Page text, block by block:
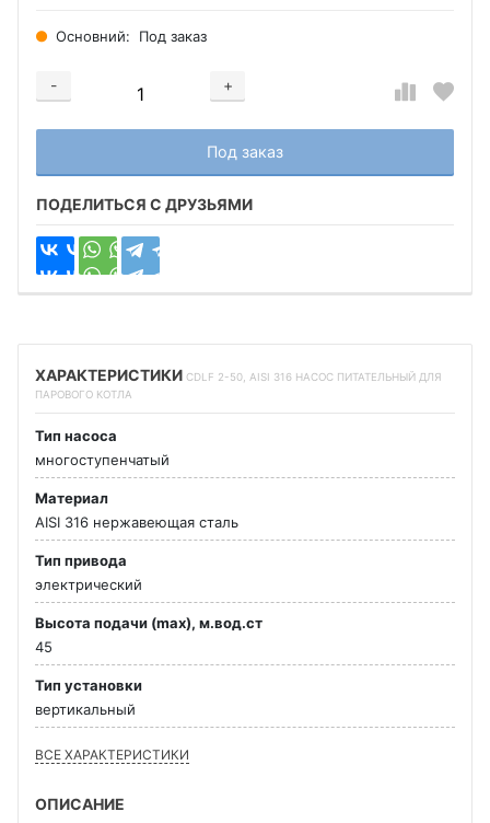
Основний: Под заказ
-
+
Добавляется...
Под заказ
Добавлен
ПОДЕЛИТЬСЯ С ДРУЗЬЯМИ
ХАРАКТЕРИСТИКИ CDLF 2-50, AISI 316 НАСОС ПИТАТЕЛЬНЫЙ ДЛЯ
ПАРОВОГО КОТЛА
Тип насоса
многоступенчатый
Материал
AISI 316 нержавеющая сталь
Тип привода
электрический
Высота подачи (max), м.вод.ст
45
Тип установки
вертикальный
ВСЕ ХАРАКТЕРИСТИКИ
ОПИСАНИЕ